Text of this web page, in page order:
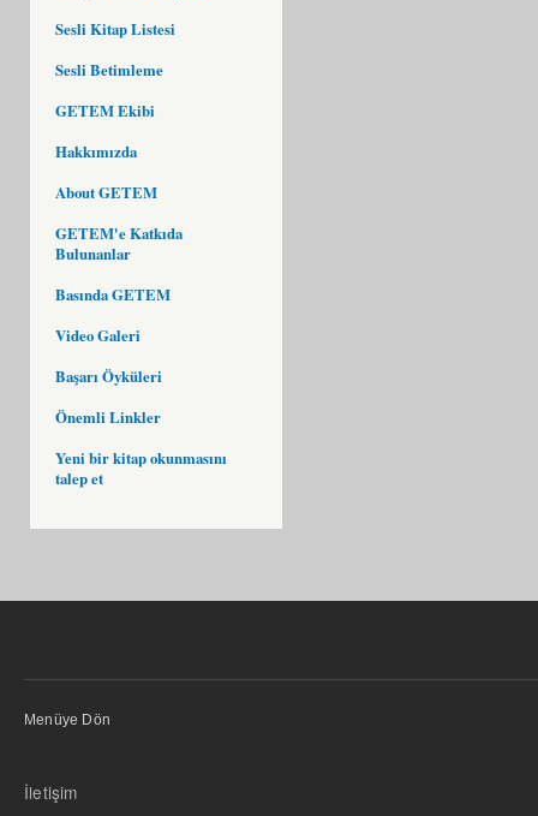
Sesli Kitap Listesi
Sesli Betimleme
GETEM Ekibi
Hakkımızda
About GETEM
GETEM'e Katkıda
Bulunanlar
Basında GETEM
Video Galeri
Başarı Öyküleri
Önemli Linkler
Yeni bir kitap okunmasını
talep et
Menüye Dön
İletişim